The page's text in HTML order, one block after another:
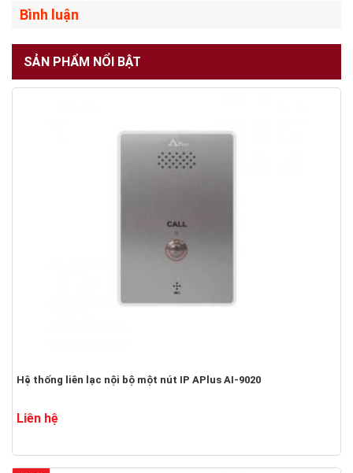
Bình luận
SẢN PHẨM NỔI BẬT
Hệ thống liên lạc nội bộ một nút IP APlus AI-9020
Liên hệ